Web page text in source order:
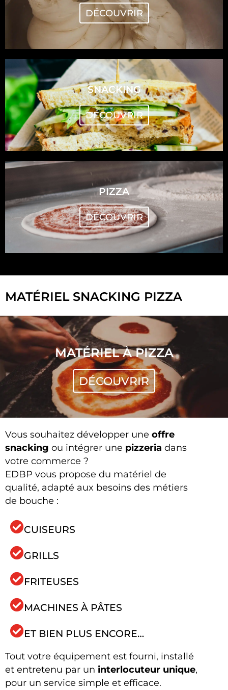
DÉCOUVRIR
SNACKING
DÉCOUVRIR
PIZZA
DÉCOUVRIR
MATÉRIEL SNACKING PIZZA
MATÉRIEL À PIZZA
DÉCOUVRIR
Vous souhaitez développer une offre
snacking ou intégrer une pizzeria dans
votre commerce ?
EDBP vous propose du matériel de
qualité, adapté aux besoins des métiers
de bouche :
CUISEURS
GRILLS
FRITEUSES
MACHINES À PÂTES
ET BIEN PLUS ENCORE…
Tout votre équipement est fourni, installé
et entretenu par un interlocuteur unique,
pour un service simple et efficace.